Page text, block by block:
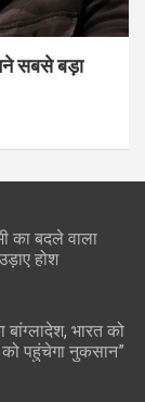
सबसे बड़ा
का बदले वाला
होश
भारत को
को पहुंचेगा नुकसान”